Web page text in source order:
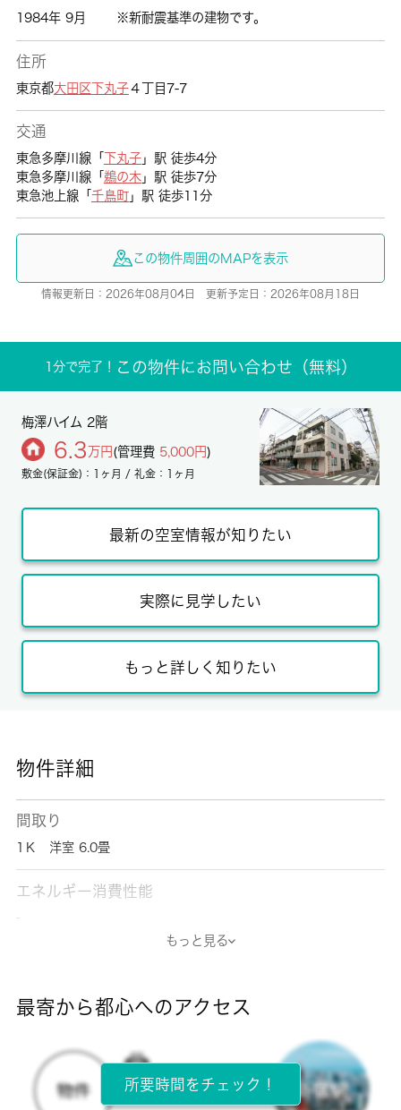
1984年 9月 ※新耐震基準の建物です。
住所
東京都大田区下丸子４丁目7-7
交通
東急多摩川線「 下丸子」駅 徒歩4分
東急多摩川線「 鵜の木」駅 徒歩7分
東急池上線「 千鳥町」駅 徒歩11分
この物件周囲のMAPを表示
情報更新日：2026年08月04日 更新予定日：2026年08月18日
1分で完了！ この物件にお問い合わせ（無料）
梅澤ハイム 2階
6.3 万円 (管理費 5,000円)
敷金(保証金)：1ヶ月 / 礼金：1ヶ月
最新の空室情報が知りたい
実際に見学したい
もっと詳しく知りたい
物件詳細
間取り
1Ｋ 洋室 6.0畳
エネルギー消費性能
-
所在階
もっと見る
最寄から都心へのアクセス
所要時間をチェック！